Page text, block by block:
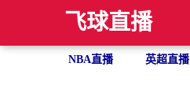
飞球直播
NBA直播 英超直播